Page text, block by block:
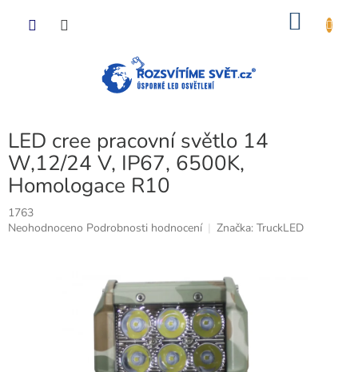
LED cree pracovní světlo 14
W,12/24 V, IP67, 6500K,
Homologace R10
1763
Průměrné
Neohodnoceno Podrobnosti hodnocení Značka: TruckLED